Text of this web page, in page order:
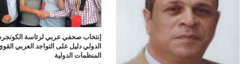
إنتخاب صحفي عربي لرئاسة
الدولي دليل على التواجد العربي
المنظمات الدولية